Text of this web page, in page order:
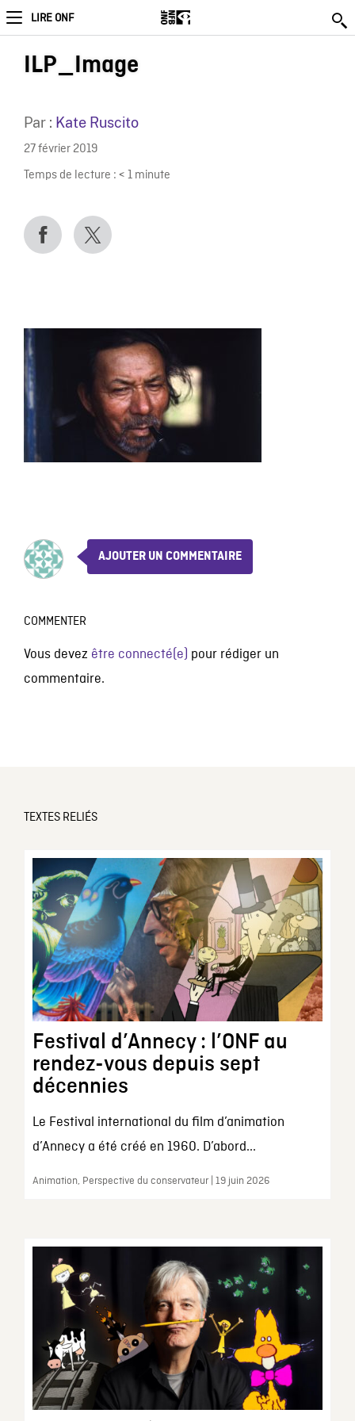
LIRE ONF
ILP_Image
Par : Kate Ruscito
27 février 2019
Temps de lecture : < 1 minute
AJOUTER UN COMMENTAIRE
COMMENTER
Vous devez être connecté(e) pour rédiger un
commentaire.
TEXTES RELIÉS
Festival d’Annecy : l’ONF au
rendez-vous depuis sept
décennies
Le Festival international du film d’animation
d’Annecy a été créé en 1960. D’abord...
Animation, Perspective du conservateur | 19 juin 2026